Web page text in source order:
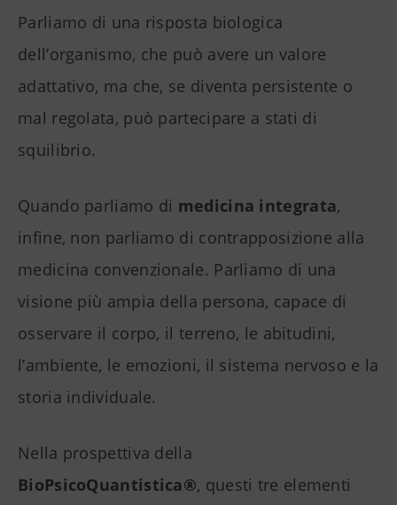
Parliamo di una risposta biologica
dell’organismo, che può avere un valore
adattativo, ma che, se diventa persistente o
mal regolata, può partecipare a stati di
squilibrio.
Quando parliamo di medicina integrata,
infine, non parliamo di contrapposizione alla
medicina convenzionale. Parliamo di una
visione più ampia della persona, capace di
osservare il corpo, il terreno, le abitudini,
l’ambiente, le emozioni, il sistema nervoso e la
storia individuale.
Nella prospettiva della
BioPsicoQuantistica®, questi tre elementi